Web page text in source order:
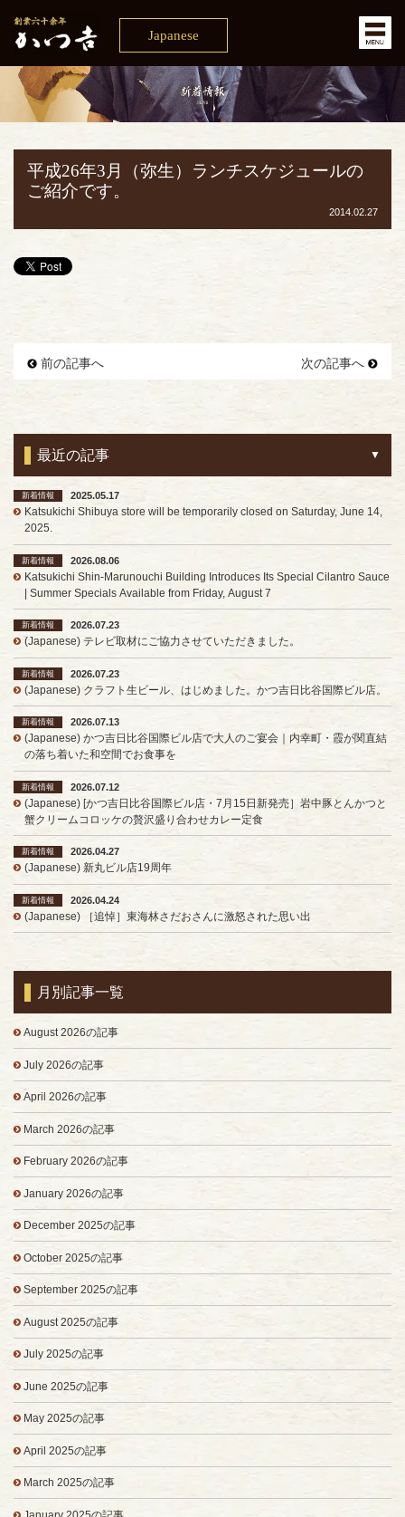
Japanese
平成26年3月（弥生）ランチスケジュールの
ご紹介です。
2014.02.27
前の記事へ 次の記事へ
最近の記事
新着情報
2025.05.17
Katsukichi Shibuya store will be temporarily closed on Saturday, June 14,
2025.
新着情報
2026.08.06
Katsukichi Shin-Marunouchi Building Introduces Its Special Cilantro Sauce
| Summer Specials Available from Friday, August 7
新着情報
2026.07.23
(Japanese) テレビ取材にご協力させていただきました。
新着情報
2026.07.23
(Japanese) クラフト生ビール、はじめました。かつ吉日比谷国際ビル店。
新着情報
2026.07.13
(Japanese) かつ吉日比谷国際ビル店で大人のご宴会｜内幸町・霞が関直結
の落ち着いた和空間でお食事を
新着情報
2026.07.12
(Japanese) [かつ吉日比谷国際ビル店・7月15日新発売］岩中豚とんかつと
蟹クリームコロッケの贅沢盛り合わせカレー定食
新着情報
2026.04.27
(Japanese) 新丸ビル店19周年
新着情報
2026.04.24
(Japanese) ［追悼］東海林さだおさんに激怒された思い出
月別記事一覧
August 2026の記事
July 2026の記事
April 2026の記事
March 2026の記事
February 2026の記事
January 2026の記事
December 2025の記事
October 2025の記事
September 2025の記事
August 2025の記事
July 2025の記事
June 2025の記事
May 2025の記事
April 2025の記事
March 2025の記事